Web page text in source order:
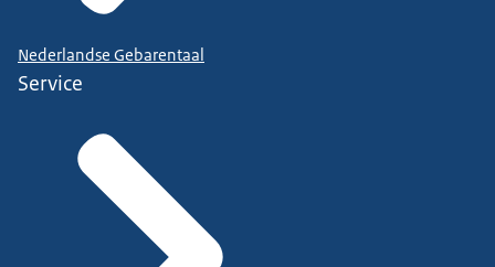
Nederlandse Gebarentaal
Service